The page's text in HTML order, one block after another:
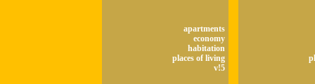
apartments
economy
habitation
places of living
v!5